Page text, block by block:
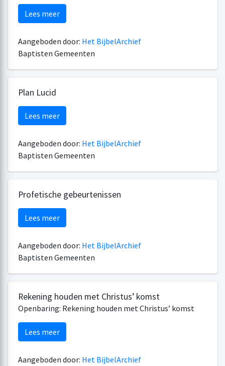
Lees meer
Aangeboden door: Het BijbelArchief
Baptisten Gemeenten
Plan Lucid
Lees meer
Aangeboden door: Het BijbelArchief
Baptisten Gemeenten
Profetische gebeurtenissen
Lees meer
Aangeboden door: Het BijbelArchief
Baptisten Gemeenten
Rekening houden met Christus’ komst
Openbaring: Rekening houden met Christus’ komst
Lees meer
Aangeboden door: Het BijbelArchief